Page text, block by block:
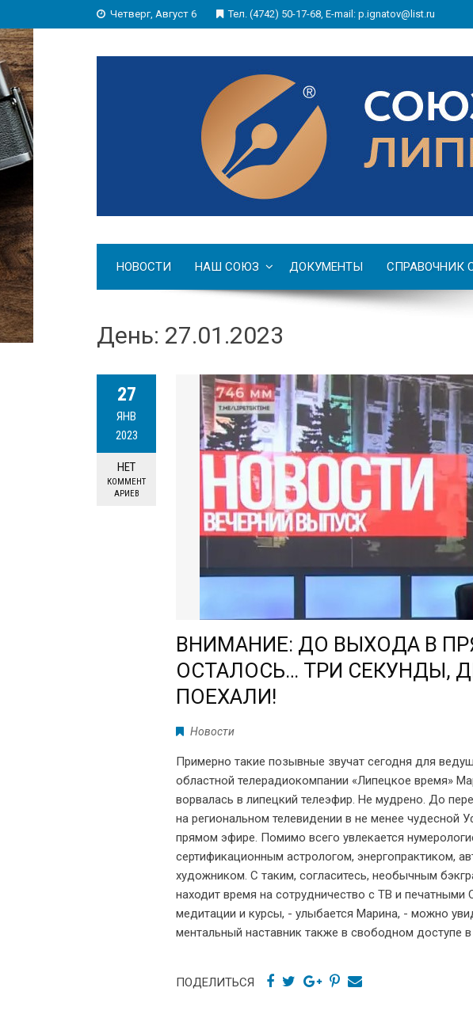
Четверг, Август 6 Тел. (4742) 50-17-68, E-mail: p.ignatov@list.ru
НОВОСТИ НАШ СОЮЗ ДОКУМЕНТЫ СПРАВОЧНИК
День: 27.01.2023
27
ЯНВ
2023
НЕТ
КОММЕНТ
АРИЕВ
ВНИМАНИЕ: ДО ВЫХОДА В
ОСТАЛОСЬ… ТРИ СЕКУНДЫ,
ПОЕХАЛИ!
Новости
Примерно такие позывные звучат сегодня для
областной телерадиокомпании «Липецкое время»
ворвалась в липецкий телеэфир. Не мудрено. До
на региональном телевидении в не менее чудесной
прямом эфире. Помимо всего увлекается
сертификационным астрологом, энергопрактиком,
художником. С таким, согласитесь, необычным
находит время на сотрудничество с ТВ и
медитации и курсы, - улыбается Марина, - можно
ментальный наставник также в свободном доступе
ПОДЕЛИТЬСЯ